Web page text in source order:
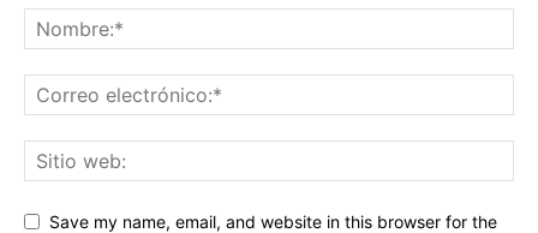
Save my name, email, and website in this browser for the